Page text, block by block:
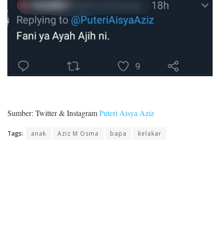
Sumber: Twitter& InstagramPuteri Aisya Aziz
Tags: anak Aziz M Osma bapa kelakar